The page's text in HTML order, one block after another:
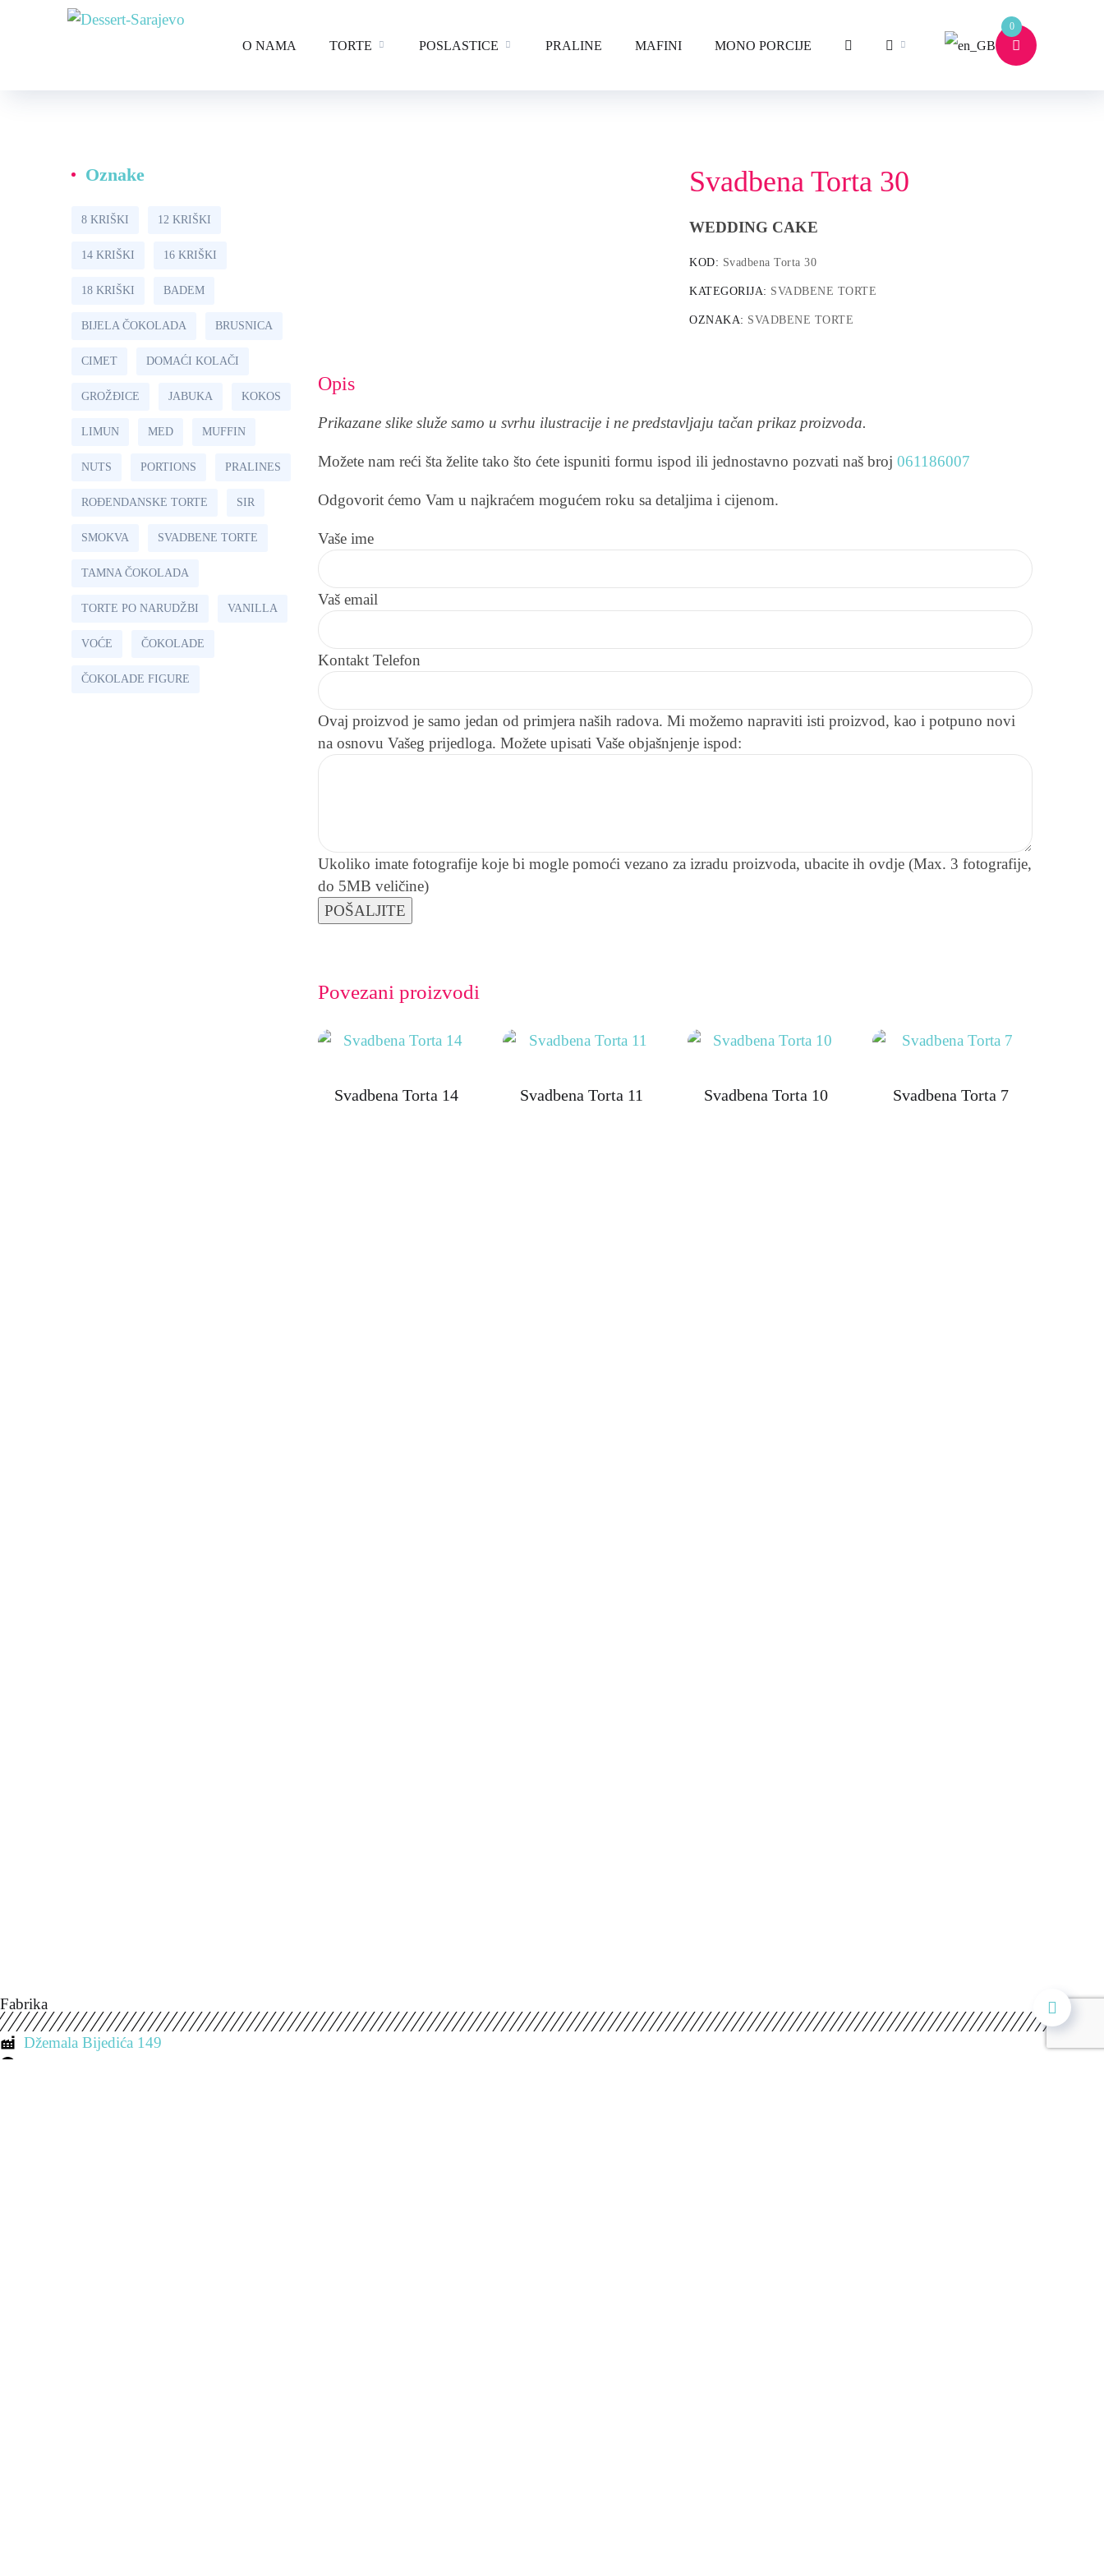
O NAMA TORTE POSLASTICE PRALINE MAFINI MONO PORCIJE
0
Svadbena Torta 30
WEDDING CAKE
KOD: Svadbena Torta 30
KATEGORIJA: SVADBENE TORTE
OZNAKA: SVADBENE TORTE
Opis
Prikazane slike služe samo u svrhu ilustracije i ne predstavljaju tačan prikaz proizvoda.
Možete nam reći šta želite tako što ćete ispuniti formu ispod ili jednostavno pozvati naš broj 061186007
Odgovorit ćemo Vam u najkraćem mogućem roku sa detaljima i cijenom.
Vaše ime
Vaš email
Kontakt Telefon
Ovaj proizvod je samo jedan od primjera naših radova. Mi možemo napraviti isti proizvod, kao i potpuno novi
na osnovu Vašeg prijedloga. Možete upisati Vaše objašnjenje ispod:
Ukoliko imate fotografije koje bi mogle pomoći vezano za izradu proizvoda, ubacite ih ovdje (Max. 3 fotografije,
do 5MB veličine)
Povezani proizvodi
Svadbena Torta 14 Svadbena Torta 11 Svadbena Torta 10 Svadbena Torta 7
Oznake
8 KRIŠKI 12 KRIŠKI
14 KRIŠKI 16 KRIŠKI
18 KRIŠKI BADEM
BIJELA ČOKOLADA BRUSNICA
CIMET DOMAĆI KOLAČI
GROŽÐICE JABUKA KOKOS
LIMUN MED MUFFIN
NUTS PORTIONS PRALINES
ROĐENDANSKE TORTE SIR
SMOKVA SVADBENE TORTE
TAMNA ČOKOLADA
TORTE PO NARUDŽBI VANILLA
VOĆE ČOKOLADE
ČOKOLADE FIGURE
Fabrika
Džemala Bijedića 149